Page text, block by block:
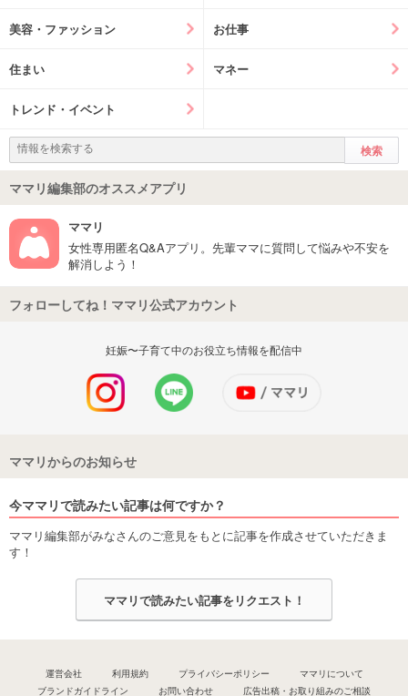
美容・ファッション お仕事
住まい マネー
トレンド・イベント
ママリ編集部のオススメアプリ
ママリ
女性専用匿名Q&Aアプリ。先輩ママに質問して悩みや不安を
解消しよう！
フォローしてね！ママリ公式アカウント
妊娠〜子育て中のお役立ち情報を配信中
ママリからのお知らせ
今ママリで読みたい記事は何ですか？
ママリ編集部がみなさんのご意見をもとに記事を作成させていただきま
す！
ママリで読みたい記事をリクエスト！
運営会社 利用規約 プライバシーポリシー
ママリについて
ブランドガイドライン
お問い合わせ 広告出稿・お取り組みのご相談